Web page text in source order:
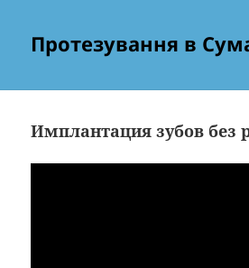
Протезування в
Имплантация зубов без